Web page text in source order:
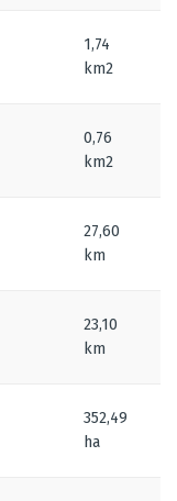
1,74
km2
0,76
km2
27,60
km
23,10
km
352,49
ha